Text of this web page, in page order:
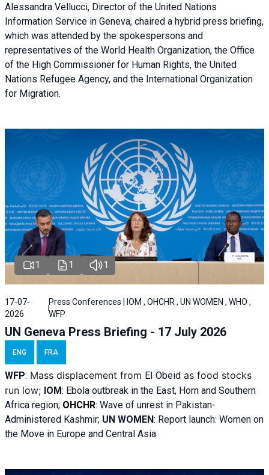
Alessandra Vellucci, Director of the United Nations
Information Service in Geneva, chaired a hybrid press briefing,
which was attended by the spokespersons and
representatives of the World Health Organization, the Office
of the High Commissioner for Human Rights, the United
Nations Refugee Agency, and the International Organization
for Migration.
1 1 1
17-07-
2026
Press Conferences | IOM , OHCHR , UN WOMEN , WHO ,
WFP
UN Geneva Press Briefing - 17 July 2026
ENG FRA
WFP: Mass displacement from El Obeid as food stocks
run low; IOM: Ebola outbreak in the East, Horn and Southern
Africa region; OHCHR: Wave of unrest in Pakistan-
Administered Kashmir; UN WOMEN: Report launch: Women on
the Move in Europe and Central Asia